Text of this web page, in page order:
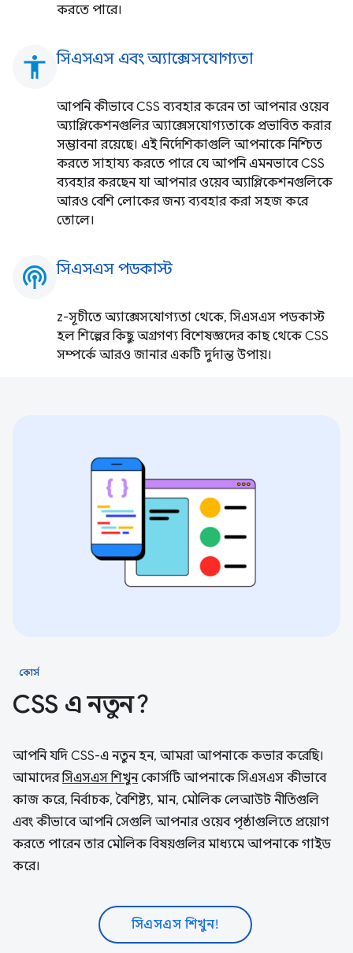
করতে পারে।
accessibility সিএসএস এবং অ্যাক্সেসযোগ্যতা
আপনি কীভাবে CSS ব্যবহার করেন তা আপনার ওয়েব
অ্যাপ্লিকেশনগুলির অ্যাক্সেসযোগ্যতাকে প্রভাবিত করার
সম্ভাবনা রয়েছে। এই নির্দেশিকাগুলি আপনাকে নিশ্চিত
করতে সাহায্য করতে পারে যে আপনি এমনভাবে CSS
ব্যবহার করছেন যা আপনার ওয়েব অ্যাপ্লিকেশনগুলিকে
আরও বেশি লোকের জন্য ব্যবহার করা সহজ করে
তোলে।
podcasts সিএসএস পডকাস্ট
z-সূচীতে অ্যাক্সেসযোগ্যতা থেকে, সিএসএস পডকাস্ট
হল শিল্পের কিছু অগ্রগণ্য বিশেষজ্ঞদের কাছ থেকে CSS
সম্পর্কে আরও জানার একটি দুর্দান্ত উপায়।
কোর্স
CSS এ নতুন?
আপনি যদি CSS-এ নতুন হন, আমরা আপনাকে কভার করেছি।
আমাদেরসিএসএস শিখুনকোর্সটি আপনাকে সিএসএস কীভাবে
কাজ করে, নির্বাচক, বৈশিষ্ট্য, মান, মৌলিক লেআউট নীতিগুলি
এবং কীভাবে আপনি সেগুলি আপনার ওয়েব পৃষ্ঠাগুলিতে প্রয়োগ
করতে পারেন তার মৌলিক বিষয়গুলির মাধ্যমে আপনাকে গাইড
করে।
সিএসএস শিখুন!